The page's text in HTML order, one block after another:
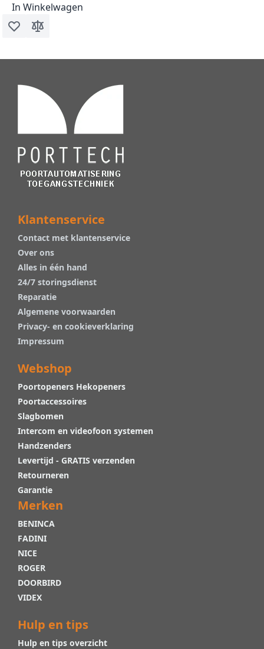
In Winkelwagen
Voeg toe aan verlanglijst
Toevoegen om te vergelijken
Klantenservice
Contact met klantenservice
Over ons
Alles in één hand
24/7 storingsdienst
Reparatie
Algemene voorwaarden
Privacy- en cookieverklaring
Impressum
Webshop
Poortopeners Hekopeners
Poortaccessoires
Slagbomen
Intercom en videofoon systemen
Handzenders
Levertijd - GRATIS verzenden
Retourneren
Garantie
Merken
BENINCA
FADINI
NICE
ROGER
DOORBIRD
VIDEX
Hulp en tips
Hulp en tips overzicht